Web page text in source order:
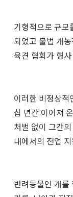
기형적으로 규모
되었고 불법 개
육견 협회가 형
이러한 비정상적
십 년간 이어져
처벌 없이 그간
내에서의 전업
반려동물인 개를